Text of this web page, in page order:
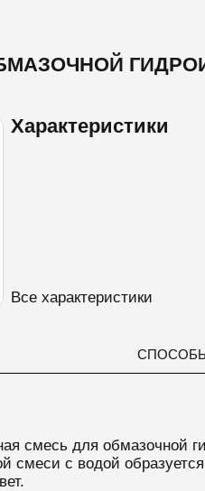
Характеристики
Все характеристики
смесь для обмазочной
смеси с водой